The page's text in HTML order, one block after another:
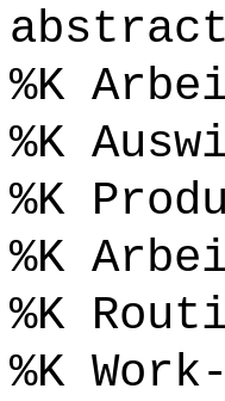
%K
%K
%K
%K
%K
%K